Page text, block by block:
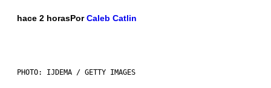
hace 2 horasPorCaleb Catlin
PHOTO: IJDEMA / GETTY IMAGES